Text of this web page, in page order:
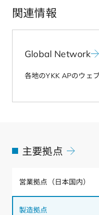
関連情報
Global Network
各地のYKK APのウェ
主要拠点
営業拠点（日本国内）
製造拠点